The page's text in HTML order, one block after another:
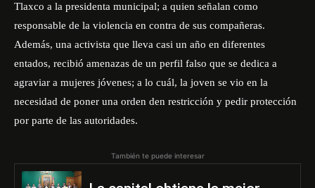
Tlaxco a la presidenta municipal; a quien señalan como
responsable de la violencia en contra de sus compañeras.
Además, una activista que lleva casi un año en diferentes
entados, recibió amenazas de un perfil falso que se dedica a
agraviar a mujeres jóvenes; a lo cuál, la joven se vio en la
necesidad de poner una orden den restricción y pedir protección
por parte de las autoridades.
También te puede interesar